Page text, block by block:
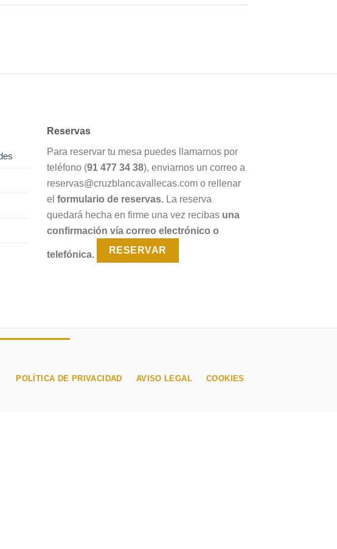
Reservas
Para reservar tu mesa puedes llamarnos por
teléfono (91 477 34 38), enviarnos un correo a
reservas@cruzblancavallecas.com o rellenar
el formulario de reservas. La reserva
quedará hecha en firme una vez recibas una
confirmación vía correo electrónico o
telefónica. RESERVAR
POLÍTICA DE PRIVACIDAD AVISO LEGAL COOKIES